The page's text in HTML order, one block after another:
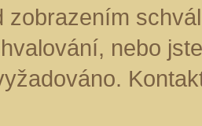
zobrazením
nebo